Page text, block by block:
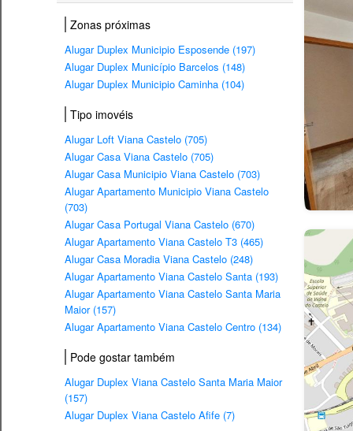
Zonas próximas
Alugar Duplex Municipio Esposende (197)
Alugar Duplex Município Barcelos (148)
Alugar Duplex Municipio Caminha (104)
Tipo imovéis
Alugar Loft Viana Castelo (705)
Alugar Casa Viana Castelo (705)
Alugar Casa Municipio Viana Castelo (703)
Alugar Apartamento Municipio Viana Castelo
(703)
Alugar Casa Portugal Viana Castelo (670)
Alugar Apartamento Viana Castelo T3 (465)
Alugar Casa Moradia Viana Castelo (248)
Alugar Apartamento Viana Castelo Santa (193)
Alugar Apartamento Viana Castelo Santa Maria
Maior (157)
Alugar Apartamento Viana Castelo Centro (134)
Pode gostar também
Alugar Duplex Viana Castelo Santa Maria Maior
(157)
Alugar Duplex Viana Castelo Afife (7)